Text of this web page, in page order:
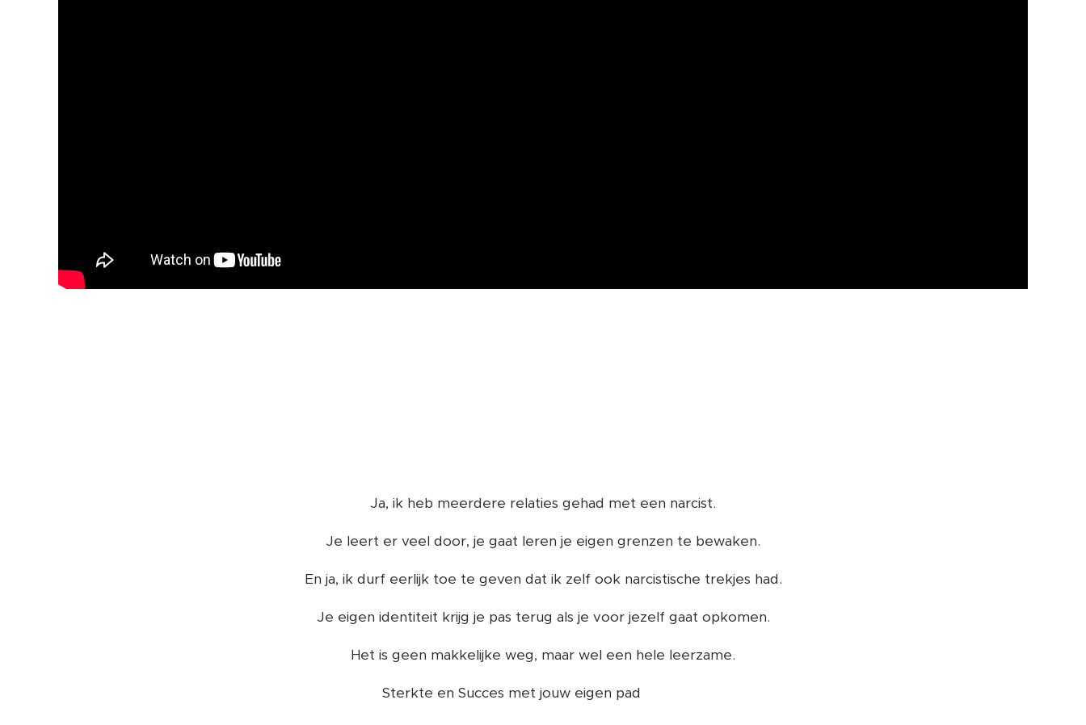
Ja, ik heb meerdere relaties gehad met een narcist.
Je leert er veel door, je gaat leren je eigen grenzen te bewaken.
En ja, ik durf eerlijk toe te geven dat ik zelf ook narcistische trekjes had.
Je eigen identiteit krijg je pas terug als je voor jezelf gaat opkomen.
Het is geen makkelijke weg, maar wel een hele leerzame.
Sterkte en Succes met jouw eigen pad 🙏 ❤️ 👍